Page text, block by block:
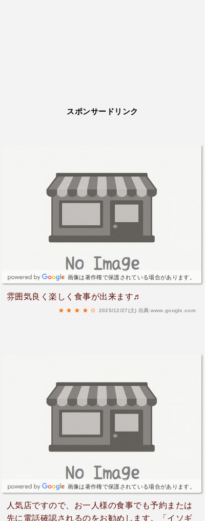
スポンサードリンク
画像は著作権で保護されている場合があります。
雰囲気良く楽しく食事が出来ます♬
2025/12/27(土) 出典:www.google.com
画像は著作権で保護されている場合があります。
人気店ですので、お一人様の食事でも予約または
先に電話確認されるのをお勧めします。「イソギ